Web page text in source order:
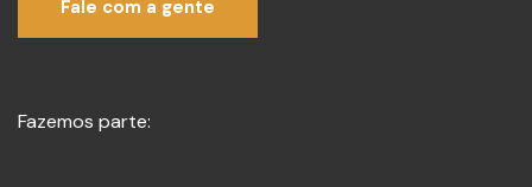
Fale com a gente
Fazemos parte: